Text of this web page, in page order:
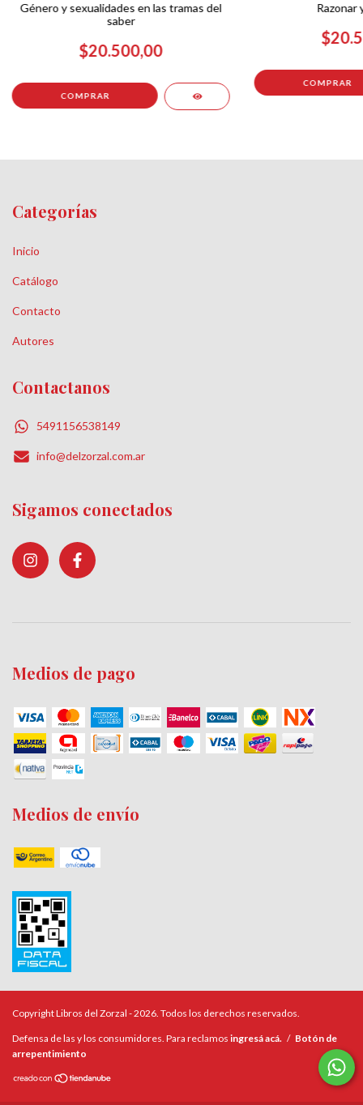
Género y sexualidades en las tramas del
saber
$20.500,00
Razonar
Categorías
Inicio
Catálogo
Contacto
Autores
Contactanos
5491156538149
info@delzorzal.com.ar
Sigamos conectados
Medios de pago
Medios de envío
Copyright Libros del Zorzal - 2026. Todos los derechos reservados.
Defensa de las y los consumidores. Para reclamos ingresá acá. / Botón de
arrepentimiento